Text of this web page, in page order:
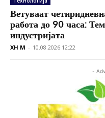
Ветуваат
работа до 90 часа:
индустријата
XH M - 10.08.2026 12:22
-